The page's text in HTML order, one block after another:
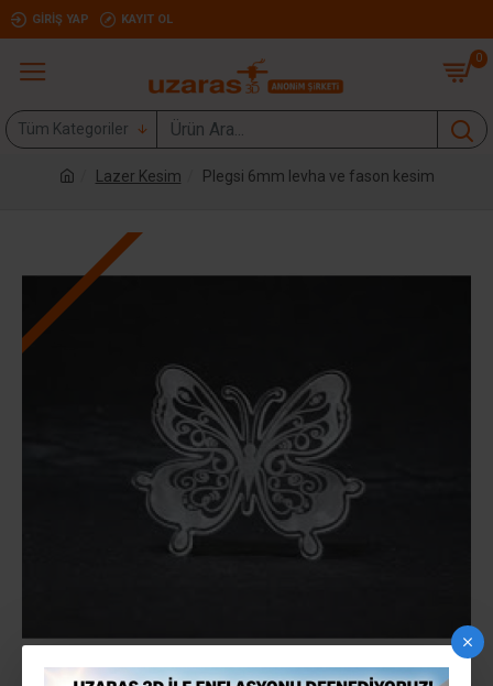
GIRIŞ YAP KAYIT OL
0
Tüm Kategoriler
Lazer Kesim Plegsi 6mm levha ve fason kesim